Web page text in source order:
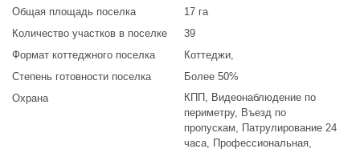
Общая площадь поселка
17 га
Количество участков в поселке
39
Формат коттеджного поселка
Коттеджи,
Степень готовности поселка
Более 50%
Охрана
КПП, Видеонаблюдение по
периметру, Въезд по
пропускам, Патрулирование 24
часа, Профессиональная,